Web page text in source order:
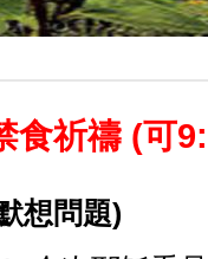
食祈禱 (可
想問題)